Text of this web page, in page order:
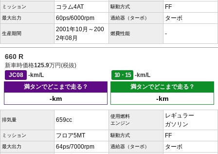
ミッション コラム4AT 駆動方式 FF
最大出力 60ps/6000rpm 過給器（ターボ） ターボ
生産期間
2001年10月～200
2年08月
燃費性能 -
660 R
新車時価格125.9万円(税抜)
JC08
-km/L 10・15
-km/L
満タンでどこまで走る？
-km
満タンでどこまで走る？
-km
排気量 659cc
使用燃料
エンジン
レギュラー
ガソリン
ミッション フロア5MT 駆動方式 FF
最大出力 64ps/7000rpm 過給器（ターボ） ターボ